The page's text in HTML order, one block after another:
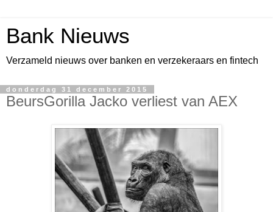
Bank Nieuws
Verzameld nieuws over banken en verzekeraars en fintech
donderdag 31 december 2015
BeursGorilla Jacko verliest van AEX